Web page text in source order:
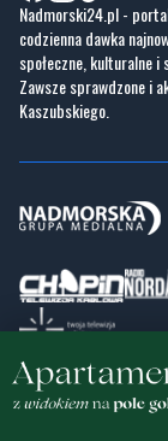
Nadmorski24.pl -
codzienna dawka
społeczne, kulturalne i
Zawsze sprawdzone i
Kaszubskiego.
Copyrights ©
Projekt i wykonanie